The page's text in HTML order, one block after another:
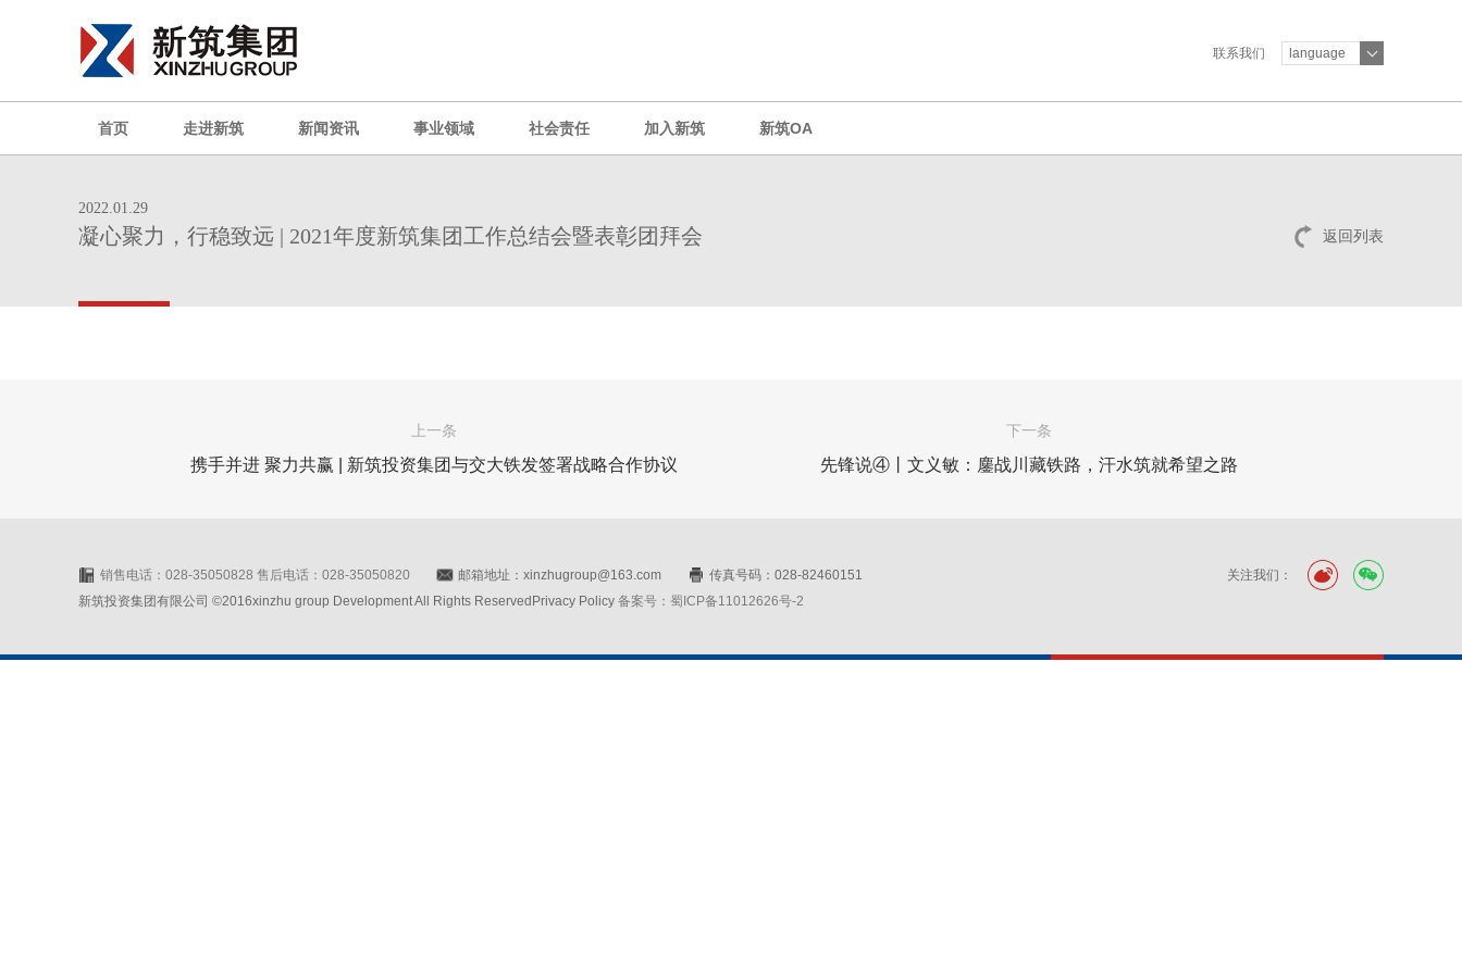
联系我们 language
首页 走进新筑 新闻资讯 事业领域 社会责任 加入新筑 新筑OA
返回列表
2022.01.29
凝心聚力，行稳致远 | 2021年度新筑集团工作总结会暨表彰团拜会
上一条
携手并进 聚力共赢 | 新筑投资集团与交大铁发签署战略合作协议
下一条
先锋说④丨文义敏：鏖战川藏铁路，汗水筑就希望之路
关注我们：
销售电话：028-35050828 售后电话：028-35050820 邮箱地址：xinzhugroup@163.com
传真号码：028-82460151
新筑投资集团有限公司 ©2016xinzhu group Development All Rights ReservedPrivacy Policy 备案号：蜀ICP备11012626号-2